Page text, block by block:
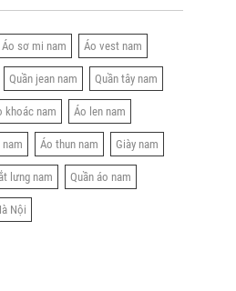
Áo sơ mi nam Áo vest nam
Quần jean nam Quần tây nam
khoác nam Áo len nam
nam Áo thun nam Giày nam
lưng nam Quần áo nam
Nội